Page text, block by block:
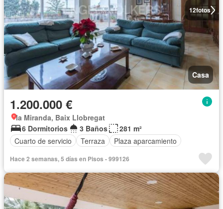
12fotos
Casa
1.200.000 €
la Miranda, Baix Llobregat
6 Dormitorios
3 Baños
281 m²
Cuarto de servicio
Terraza Plaza aparcamiento
Hace 2 semanas, 5 días en Pisos - 999126